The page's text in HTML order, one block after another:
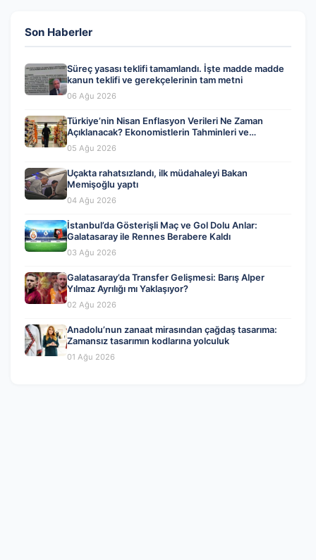
Son Haberler
Süreç yasası teklifi tamamlandı. İşte madde madde
kanun teklifi ve gerekçelerinin tam metni
06 Ağu 2026
Türkiye’nin Nisan Enflasyon Verileri Ne Zaman
Açıklanacak? Ekonomistlerin Tahminleri ve
Beklentiler
05 Ağu 2026
Uçakta rahatsızlandı, ilk müdahaleyi Bakan
Memişoğlu yaptı
04 Ağu 2026
İstanbul’da Gösterişli Maç ve Gol Dolu Anlar:
Galatasaray ile Rennes Berabere Kaldı
03 Ağu 2026
Galatasaray’da Transfer Gelişmesi: Barış Alper
Yılmaz Ayrılığı mı Yaklaşıyor?
02 Ağu 2026
Anadolu’nun zanaat mirasından çağdaş tasarıma:
Zamansız tasarımın kodlarına yolculuk
01 Ağu 2026